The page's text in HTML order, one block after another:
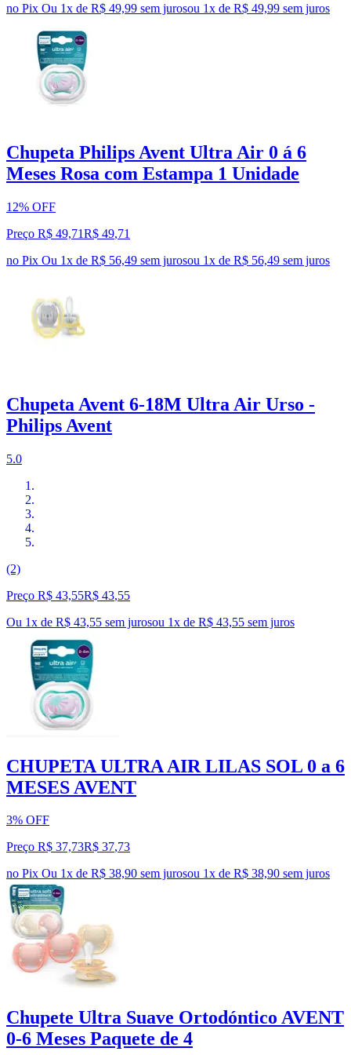
no Pix Ou 1x de R$ 49,99 sem jurosou 1x de R$ 49,99 sem juros
Chupeta Philips Avent Ultra Air 0 á 6
Meses Rosa com Estampa 1 Unidade
12% OFF
Preço R$ 49,71R$ 49,71
no Pix Ou 1x de R$ 56,49 sem jurosou 1x de R$ 56,49 sem juros
Chupeta Avent 6-18M Ultra Air Urso -
Philips Avent
5.0
(2)
Preço R$ 43,55R$ 43,55
Ou 1x de R$ 43,55 sem jurosou 1x de R$ 43,55 sem juros
CHUPETA ULTRA AIR LILAS SOL 0 a 6
MESES AVENT
3% OFF
Preço R$ 37,73R$ 37,73
no Pix Ou 1x de R$ 38,90 sem jurosou 1x de R$ 38,90 sem juros
Chupete Ultra Suave Ortodóntico AVENT
0-6 Meses Paquete de 4